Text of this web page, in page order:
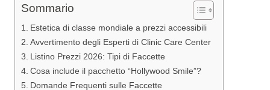
Sommario
Estetica di classe mondiale a prezzi accessibili
Avvertimento degli Esperti di Clinic Care Center
Listino Prezzi 2026: Tipi di Faccette
Cosa include il pacchetto “Hollywood Smile”?
Domande Frequenti sulle Faccette